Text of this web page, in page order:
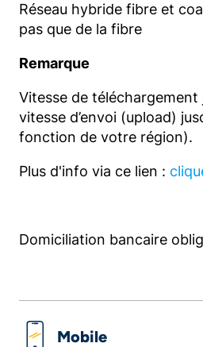
Réseau hybride fibre et
pas que de la fibre
Remarque
Vitesse de téléchargement
vitesse d’envoi (upload)
fonction de votre région).
Plus d'info via ce lien :
Domiciliation bancaire
Mobile